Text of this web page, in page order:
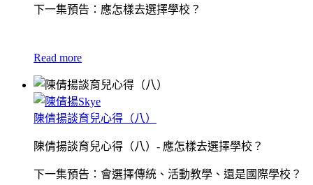
下一集預告：應怎樣去選擇學校？
Read more
陳倩揚談育兒心得（八）
陳倩揚談育兒心得（八）- 應怎樣去選擇學校？
下一集預告：會選擇傳統、活動教學、還是國際學校？